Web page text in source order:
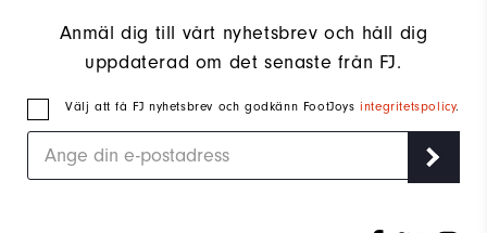
Anmäl dig till vårt nyhetsbrev och håll dig
uppdaterad om det senaste från FJ.
Välj att få FJ nyhetsbrev och godkänn FootJoysintegritetspolicy.